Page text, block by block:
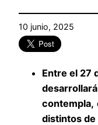
10 junio, 2025
Entre el 27
contempla,
distintos de